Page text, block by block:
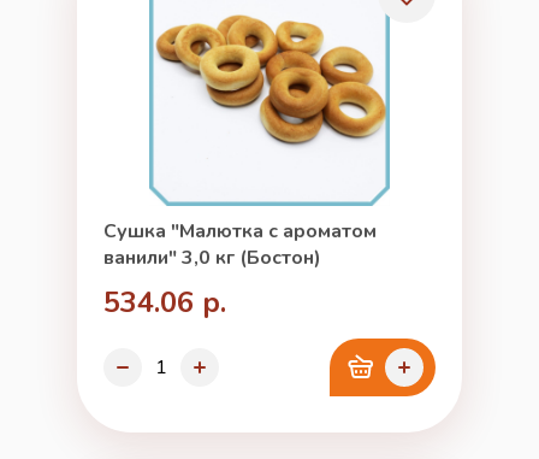
Сушка "Малютка с ароматом
ванили" 3,0 кг (Бостон)
534.06 р.